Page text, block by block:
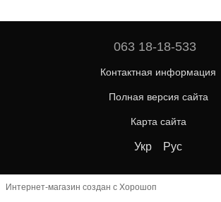
063 18-18-533
Контактная информация
Полная версия сайта
Карта сайта
Укр Рус
Интернет-магазин создан с Хорошоп